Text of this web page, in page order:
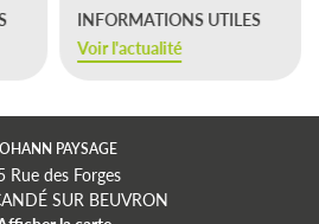
INFORMATIONS UTILES
Voir l'actualité
PAYSAGE
Rue des Forges
SUR BEUVRON